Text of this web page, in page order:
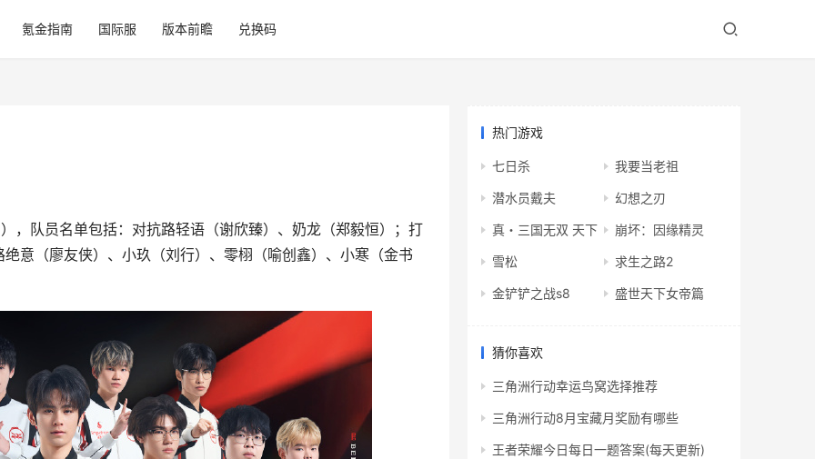
氪金指南 国际服 版本前瞻 兑换码
，队员名单包括：对抗路轻语（谢欣臻）、奶龙（郑毅恒）；打
意（廖友侠）、小玖（刘行）、零栩（喻创鑫）、小寒（金书
热门游戏
七日杀 我要当老祖
潜水员戴夫 幻想之刃
真・三国无双 天下 崩坏：因缘精灵
雪松 求生之路2
金铲铲之战s8 盛世天下女帝篇
猜你喜欢
三角洲行动幸运鸟窝选择推荐
三角洲行动8月宝藏月奖励有哪些
王者荣耀今日每日一题答案(每天更新)